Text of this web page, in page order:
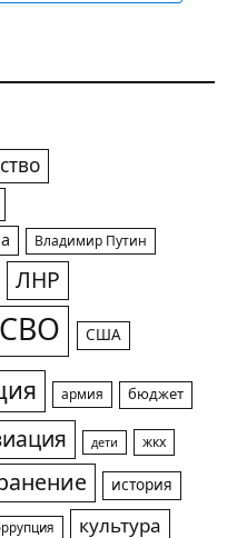
Владимир Путин
ЛНР
СВО США
армия бюджет
дети жкх
история
культура